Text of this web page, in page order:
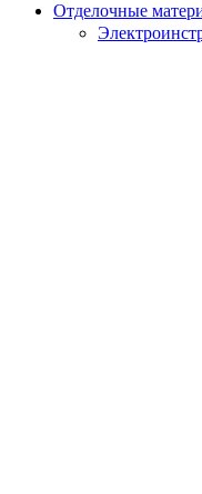
Отделочные